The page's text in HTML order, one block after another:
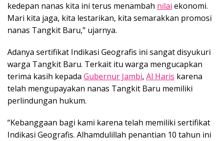
kedepan nanas kita ini terus menambah nilai ekonomi.
Mari kita jaga, kita lestarikan, kita semarakkan promosi
nanas Tangkit Baru,” ujarnya.
Adanya sertifikat Indikasi Geografis ini sangat disyukuri
warga Tangkit Baru. Terkait itu warga mengucapkan
terima kasih kepada Gubernur Jambi, Al Haris karena
telah mengupayakan nanas Tangkit Baru memiliki
perlindungan hukum.
“Kebanggaan bagi kami karena telah memiliki sertifikat
Indikasi Geografis. Alhamdulillah penantian 10 tahun ini